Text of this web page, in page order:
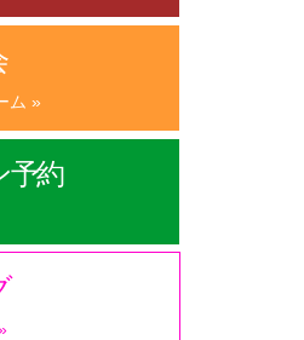
ム »
予約